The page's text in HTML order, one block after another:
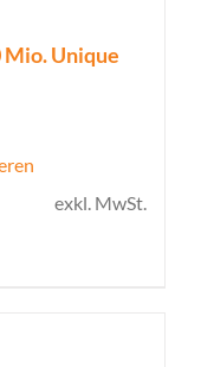
Mio. Unique
exkl. MwSt.